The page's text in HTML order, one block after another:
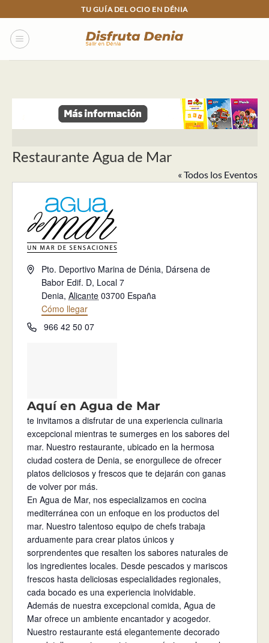
to
content
TU GUÍA DEL OCIO EN DÉNIA
Restaurante Agua de Mar
« Todos los Eventos
Dirección
Pto. Deportivo Marina de Dénia, Dársena de
Babor Edif. D, Local 7
Denia, Alicante 03700 España
Cómo llegar
Teléfono966 42 50 07
Aquí en Agua de Mar
te invitamos a disfrutar de una experiencia culinaria
excepcional mientras te sumerges en los sabores del
mar. Nuestro restaurante, ubicado en la hermosa
ciudad costera de Denia, se enorgullece de ofrecer
platos deliciosos y frescos que te dejarán con ganas
de volver por más.
En Agua de Mar, nos especializamos en cocina
mediterránea con un enfoque en los productos del
mar. Nuestro talentoso equipo de chefs trabaja
arduamente para crear platos únicos y
sorprendentes que resalten los sabores naturales de
los ingredientes locales. Desde pescados y mariscos
frescos hasta deliciosas especialidades regionales,
cada bocado es una experiencia inolvidable.
Además de nuestra excepcional comida, Agua de
Mar ofrece un ambiente encantador y acogedor.
Nuestro restaurante está elegantemente decorado